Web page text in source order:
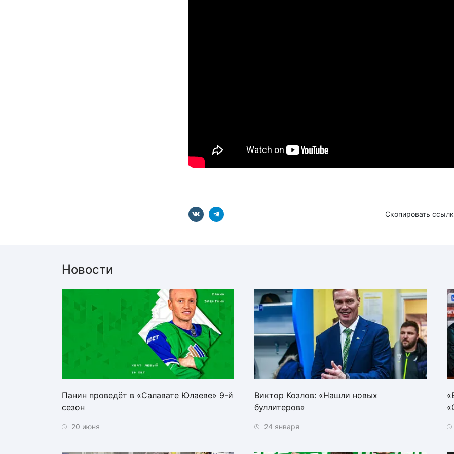
Скопировать
Новости
Панин проведёт в «Салавате Юлаеве» 9-й
сезон
20 июня
Виктор Козлов: «Нашли новых
буллитеров»
24 января